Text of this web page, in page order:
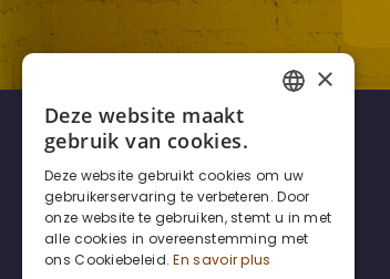
Disclaimers
DUTCH
ENGLISH
×
Deze website maakt
gebruik van cookies.
Deze website gebruikt cookies om uw
gebruikerservaring te verbeteren. Door
onze website te gebruiken, stemt u in met
alle cookies in overeenstemming met
ons Cookiebeleid. En savoir plus